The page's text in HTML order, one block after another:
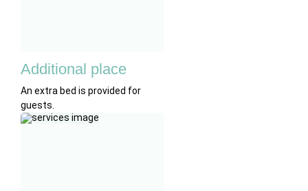
Additional place
An extra bed is provided for
guests.